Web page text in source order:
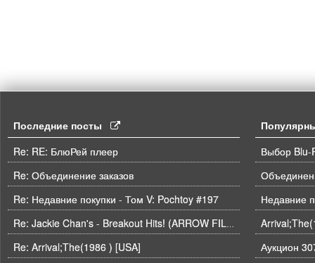
Последние посты
Re: RE: БлюРей плеер
Re: Объединение заказов
Re: Недавние покупки - Том V: Pochtoy #197
Re: Arrival;The(1986 ) [USA]
Выбор Blu-
Недавние